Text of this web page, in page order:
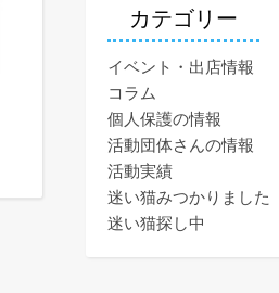
カテゴリー
イベント・出店情報
コラム
個人保護の情報
活動団体さんの情報
活動実績
迷い猫みつかりました
迷い猫探し中